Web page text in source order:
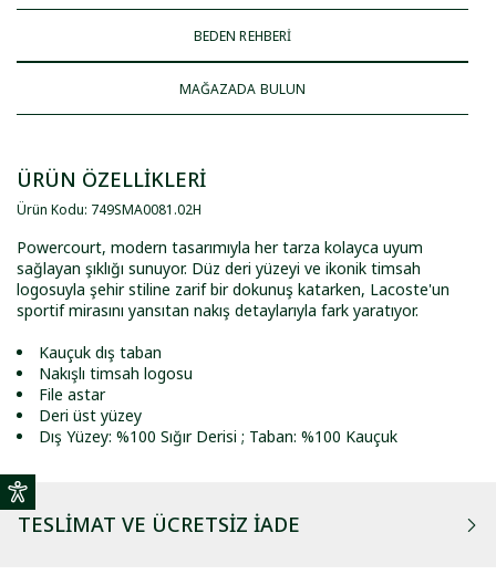
BEDEN REHBERİ
MAĞAZADA BULUN
ÜRÜN ÖZELLİKLERİ
Ürün Kodu: 749SMA0081 .02H
Powercourt, modern tasarımıyla her tarza kolayca uyum
sağlayan şıklığı sunuyor. Düz deri yüzeyi ve ikonik timsah
logosuyla şehir stiline zarif bir dokunuş katarken, Lacoste'un
sportif mirasını yansıtan nakış detaylarıyla fark yaratıyor.
Kauçuk dış taban
Nakışlı timsah logosu
File astar
Deri üst yüzey
Dış Yüzey: %100 Sığır Derisi ; Taban: %100 Kauçuk
TESLIMAT VE ÜCRETSIZ İADE